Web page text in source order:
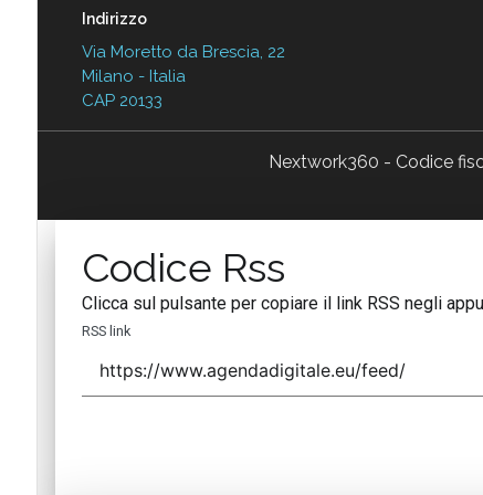
Indirizzo
Via Moretto da Brescia, 22
Milano - Italia
CAP 20133
Nextwork360 - Codice
Codice Rss
Clicca sul pulsante per copiare il link RSS negli
RSS link